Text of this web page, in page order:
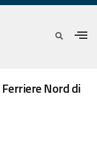
Nord di